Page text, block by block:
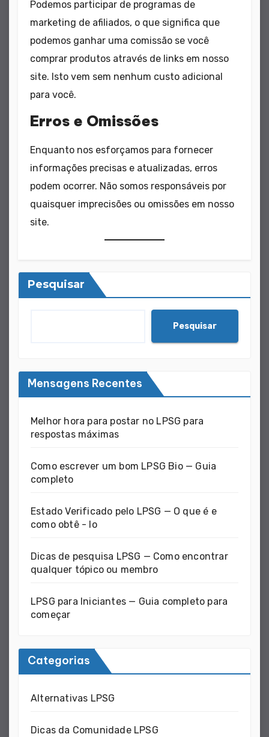
Podemos participar de programas de
marketing de afiliados, o que significa que
podemos ganhar uma comissão se você
comprar produtos através de links em nosso
site. Isto vem sem nenhum custo adicional
para você.
Erros e Omissões
Enquanto nos esforçamos para fornecer
informações precisas e atualizadas, erros
podem ocorrer. Não somos responsáveis por
quaisquer imprecisões ou omissões em nosso
site.
Pesquisar
Pesquisar
Mensagens Recentes
Melhor hora para postar no LPSG para
respostas máximas
Como escrever um bom LPSG Bio — Guia
completo
Estado Verificado pelo LPSG — O que é e
como obtê - lo
Dicas de pesquisa LPSG — Como encontrar
qualquer tópico ou membro
LPSG para Iniciantes — Guia completo para
começar
Categorias
Alternativas LPSG
Dicas da Comunidade LPSG